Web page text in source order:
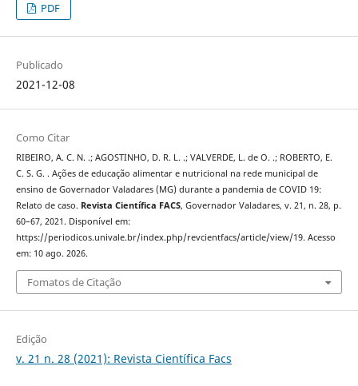
PDF
Publicado
2021-12-08
Como Citar
RIBEIRO, A. C. N. .; AGOSTINHO, D. R. L. .; VALVERDE, L. de O. .; ROBERTO, E.
C. S. G. . Ações de educação alimentar e nutricional na rede municipal de
ensino de Governador Valadares (MG) durante a pandemia de COVID 19:
Relato de caso. Revista Científica FACS, Governador Valadares, v. 21, n. 28, p.
60–67, 2021. Disponível em:
https://periodicos.univale.br/index.php/revcientfacs/article/view/19. Acesso
em: 10 ago. 2026.
Fomatos de Citação
Edição
v. 21 n. 28 (2021): Revista Científica Facs